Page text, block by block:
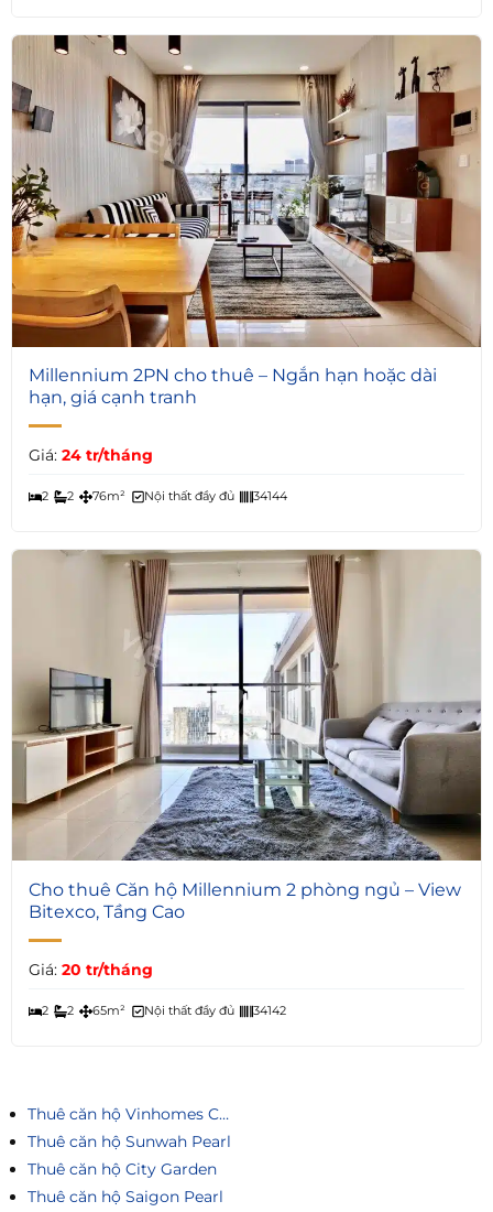
6
Millennium 2PN cho thuê – Ngắn hạn hoặc dài
hạn, giá cạnh tranh
Giá: 24 tr/tháng
2 2 76m² Nội thất đầy đủ 34144
7
Cho thuê Căn hộ Millennium 2 phòng ngủ – View
Bitexco, Tầng Cao
Giá: 20 tr/tháng
2 2 65m² Nội thất đầy đủ 34142
Thuê căn hộ Vinhomes Central Park
Thuê căn hộ Sunwah Pearl
Thuê căn hộ City Garden
Thuê căn hộ Saigon Pearl